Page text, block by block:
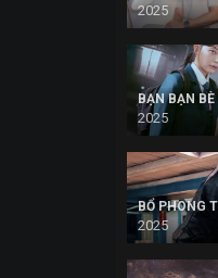
2025
BẠN BẠN BÈ
2025
BỔ PHONG
2025